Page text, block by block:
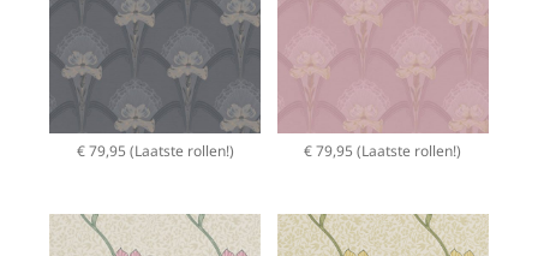
€ 79,95 (Laatste rollen!) € 79,95 (Laatste rollen!)